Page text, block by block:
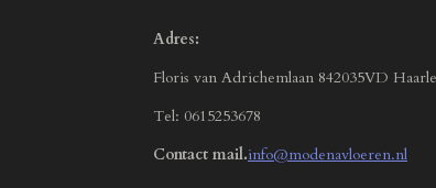
Adres:
Floris van Adrichemlaan 842035VD
Tel: 0615253678
Contact mail.info@modenavloeren.nl